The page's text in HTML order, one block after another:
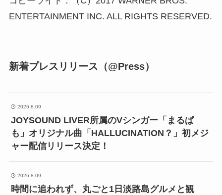
ENTERTAINMENT INC. ALL RIGHTS RESERVED.
新着プレスリリース（@Press）
2026.8.09
JOYSOUND LIVER所属のVシンガー「まるぱ
も」オリジナル曲「HALLUCINATION？」初メジ
ャー配信リリース決定！
2026.8.09
時間に追われず、丸ごと1日淡路島グルメと観